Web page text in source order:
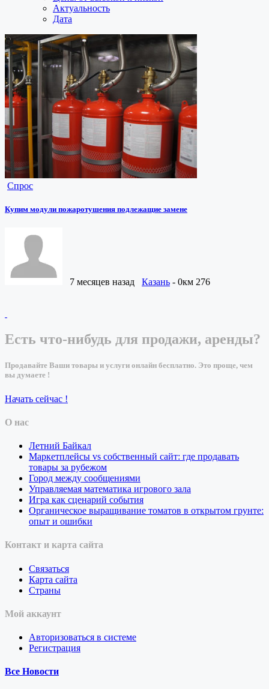
Актуальность
Дата
Спрос
Купим модули пожаротушения подлежащие замене
7 месяцев назад Казань - 0км 276
Есть что-нибудь для продажи, аренды?
Продавайте Ваши товары и услуги онлайн бесплатно. Это проще, чем
вы думаете !
Начать сейчас !
О нас
Летний Байкал
Маркетплейсы vs собственный сайт: где продавать
товары за рубежом
Город между сообщениями
Управляемая математика игрового зала
Игра как сценарий события
Органическое выращивание томатов в открытом грунте:
опыт и ошибки
Контакт и карта сайта
Связаться
Карта сайта
Страны
Мой аккаунт
Авторизоваться в системе
Регистрация
Все Новости